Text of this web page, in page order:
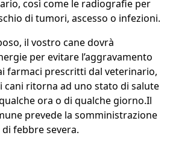
così come le radiografie per
di tumori, ascesso o infezioni.
il vostro cane dovrà
per evitare l’aggravamento
farmaci prescritti dal veterinario,
cani ritorna ad uno stato di salute
ora o di qualche giorno.Il
prevede la somministrazione
febbre severa.